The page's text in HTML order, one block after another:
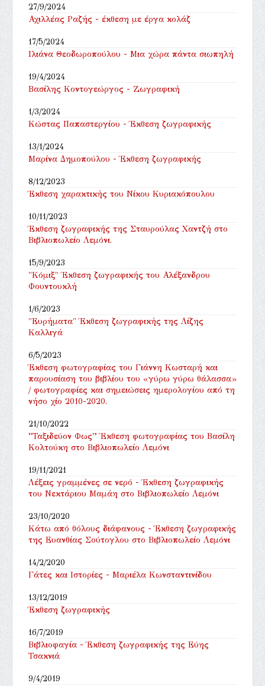
27/9/2024
Αχιλλέας Ραζής - έκθεση με έργα κολάζ
17/5/2024
Ιλιάνα Θεοδωροπούλου - Μια χώρα πάντα σιωπηλή
19/4/2024
Βασίλης Κοντογεώργος - Ζωγραφική
1/3/2024
Κώστας Παπαστεργίου - Έκθεση ζωγραφικής
13/1/2024
Μαρίνα Δημοπούλου - Έκθεση ζωγραφικής
8/12/2023
Έκθεση χαρακτικής του Νίκου Κυριακόπουλου
10/11/2023
Έκθεση ζωγραφικής της Σταυρούλας Χαντζή στο
Βιβλιοπωλείο Λεμόνι.
15/9/2023
"Κόμιξ" Έκθεση ζωγραφικής του Αλέξανδρου
Φουντουκλή
1/6/2023
"Ευρήματα" Έκθεση ζωγραφικής της Λίζης
Καλλιγά
6/5/2023
Έκθεση φωτογραφίας του Γιάννη Κωσταρή και
παρουσίαση του βιβλίου του «γύρω γύρω θάλασσα»
/ φωτογραφίες και σημειώσεις ημερολογίου από τη
νήσο χίο 2010-2020.
21/10/2022
“Ταξιδεύον Φως” Έκθεση φωτογραφίας του Βασίλη
Κολτούκη στο Βιβλιοπωλείο Λεμόνι
19/11/2021
Λέξεις γραμμένες σε νερό - Έκθεση ζωγραφικής
του Νεκτάριου Μαμάη στο Βιβλιοπωλείο Λεμόνι
23/10/2020
Κάτω από θόλους διάφανους - Έκθεση ζωγραφικής
της Ευανθίας Σούτογλου στο Βιβλιοπωλείο Λεμόνι
14/2/2020
Γάτες και Ιστορίες - Μαριέλα Κωνσταντινίδου
13/12/2019
Έκθεση ζωγραφικής
16/7/2019
Βιβλιοφαγία - Έκθεση ζωγραφικής της Εύης
Τσακνιά
9/4/2019